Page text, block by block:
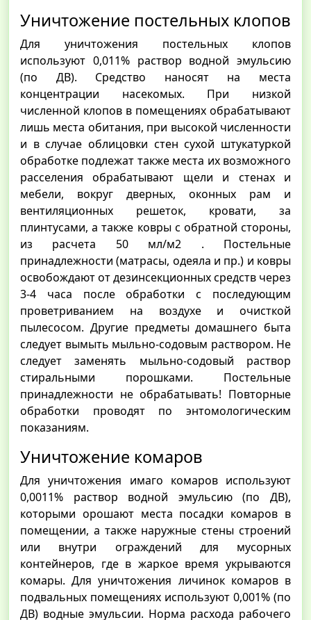
Уничтожение постельных клопов
Для уничтожения постельных клопов
используют 0,011% раствор водной эмульсию
(по ДВ). Средство наносят на места
концентрации насекомых. При низкой
численной клопов в помещениях обрабатывают
лишь места обитания, при высокой численности
и в случае облицовки стен сухой штукатуркой
обработке подлежат также места их возможного
расселения обрабатывают щели и стенах и
мебели, вокруг дверных, оконных рам и
вентиляционных решеток, кровати, за
плинтусами, а также ковры с обратной стороны,
из расчета 50 мл/м2 . Постельные
принадлежности (матрасы, одеяла и пр.) и ковры
освобождают от дезинсекционных средств через
3-4 часа после обработки с последующим
проветриванием на воздухе и очисткой
пылесосом. Другие предметы домашнего быта
следует вымыть мыльно-содовым раствором. Не
следует заменять мыльно-содовый раствор
стиральными порошками. Постельные
принадлежности не обрабатывать! Повторные
обработки проводят по энтомологическим
показаниям.
Уничтожение комаров
Для уничтожения имаго комаров используют
0,0011% раствор водной эмульсию (по ДВ),
которыми орошают места посадки комаров в
помещении, а также наружные стены строений
или внутри ограждений для мусорных
контейнеров, где в жаркое время укрываются
комары. Для уничтожения личинок комаров в
подвальных помещениях используют 0,001% (по
ДВ) водные эмульсии. Норма расхода рабочего